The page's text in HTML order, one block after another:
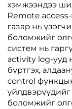
хэмжээндээ
Remote
газар нь
боломжийг
систем нь
activity log-ууд
бүртгэх,
control
боломжийг